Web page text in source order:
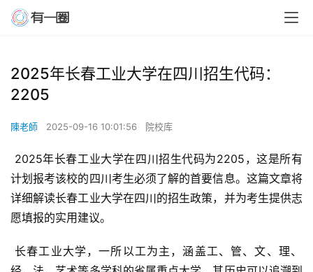
2025年长春工业大学在四川招生代码：
2205
陳老師 2025-09-16 10:01:56 院校库
计划报考该校的四川考生必须了解的首要信息。这篇文章将
详细解读长春工业大学在四川的招生政策，并为考生提供志
愿填报的实用建议。
长春工业大学，一所以工为主，涵盖工、管、文、理、